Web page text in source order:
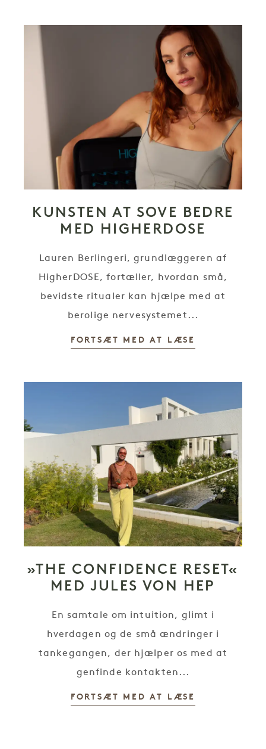
KUNSTEN AT SOVE BEDRE
MED HIGHERDOSE
Lauren Berlingeri, grundlæggeren af
HigherDOSE, fortæller, hvordan små,
bevidste ritualer kan hjælpe med at
berolige nervesystemet...
FORTSÆT MED AT LÆSE
»THE CONFIDENCE RESET«
MED JULES VON HEP
En samtale om intuition, glimt i
hverdagen og de små ændringer i
tankegangen, der hjælper os med at
genfinde kontakten...
FORTSÆT MED AT LÆSE